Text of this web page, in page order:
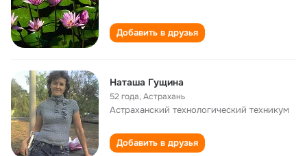
Добавить в друзья
Наташа Гущина
52 года,Астрахань
Астраханский технологический техникум
Добавить в друзья